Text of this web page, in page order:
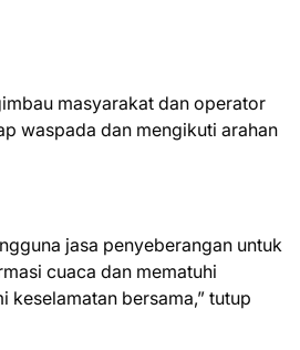
masyarakat dan operator
waspada dan mengikuti arahan
jasa penyeberangan untuk
cuaca dan mematuhi
keselamatan bersama,” tutup